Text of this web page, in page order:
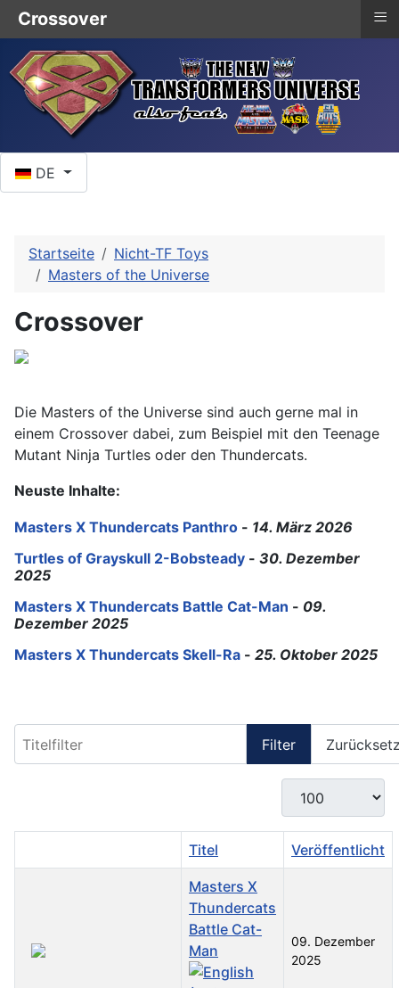
DE
Startseite
Nicht-TF Toys
Masters of the Universe
Crossover
Die Masters of the Universe sind auch gerne mal in
einem Crossover dabei, zum Beispiel mit den Teenage
Mutant Ninja Turtles oder den Thundercats.
Neuste Inhalte:
Masters X Thundercats Panthro - 14. März 2026
Turtles of Grayskull 2-Bobsteady - 30. Dezember
2025
Masters X Thundercats Battle Cat-Man - 09.
Dezember 2025
Masters X Thundercats Skell-Ra - 25. Oktober 2025
Filter
Anzeige #
Titel Veröffentlicht
Masters X
Thundercats
Battle Cat-
Man
09. Dezember
2025
Crossover ≡